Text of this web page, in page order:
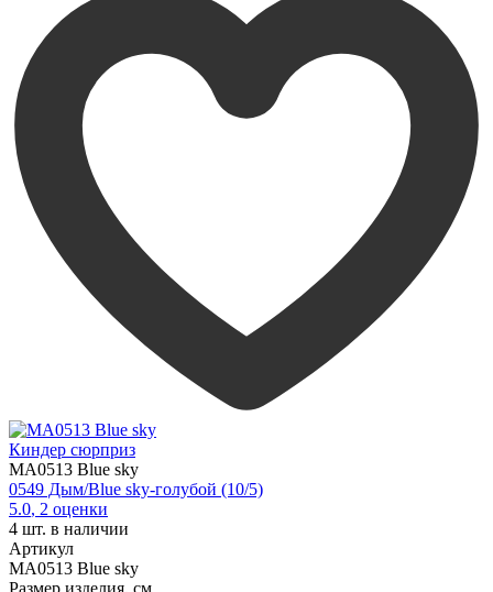
Киндер сюрприз
MA0513 Blue sky
0549 Дым/Blue sky-голубой (10/5)
5.0, 2 оценки
4 шт. в наличии
Артикул
MA0513 Blue sky
Размер изделия, см